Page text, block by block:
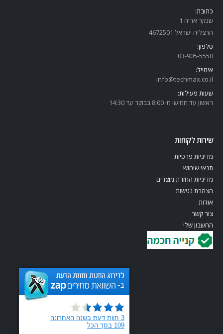
כתובת:
שנקר אריה 1
הרצליה ישראל 4672501
טלפון:
03-905-5550
אימייל:
info@techmax.co.il
שעות פעילות:
ראשון עד חמישי מי 8:00 בבוקר עד 14:30
שירות לקוחות
מדיניות פרטיות
תנאי שימוש
מדיניות החזרת מוצרים
הצהרת נגישות
אודות
צור קשר
החשבון שלי